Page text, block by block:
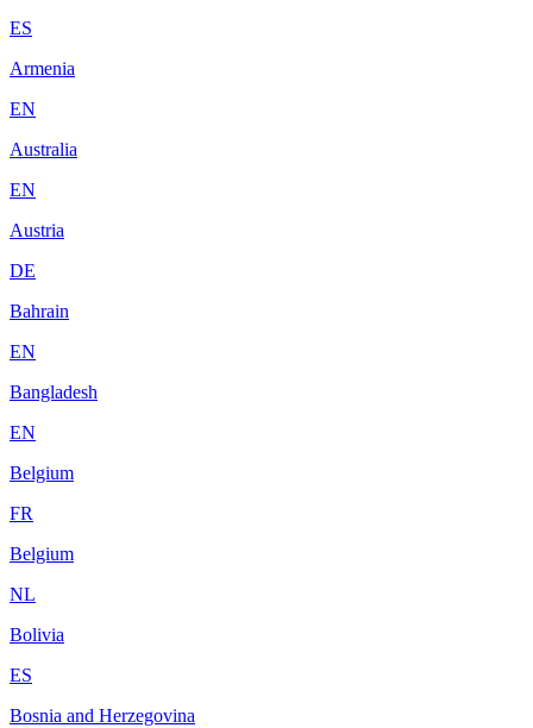
ES
Armenia
EN
Australia
EN
Austria
DE
Bahrain
EN
Bangladesh
EN
Belgium
FR
Belgium
NL
Bolivia
ES
Bosnia and Herzegovina